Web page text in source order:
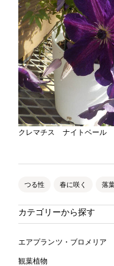
クレマチス ナイトベール
つる性 春に咲く 落
カテゴリーから探す
エアプランツ・ブロメリア
観葉植物